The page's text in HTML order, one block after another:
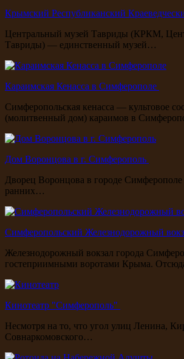
Крымский Республиканский
Центральный музей Тавриды (КРКМ,
Тавриды) — единственный музей…
Караимская Кенасса в Симферополе
Симферопольская кенасса — культовое
(молитвенный дом) караимов в
Дом Воронцова в г. Симферополь
Дворец Воронцова в городе
ранних…
Симферопольский Железнодорожный
Железнодорожный вокзал города
гостеприимными воротами Крыма.
Кинотеатр "Симферополь"
Несмотря на то, что угол улиц Ленина,
Совнаркомовского…